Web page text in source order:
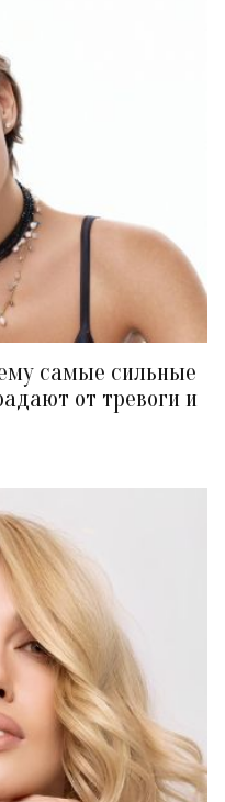
самые сильные
от тревоги и